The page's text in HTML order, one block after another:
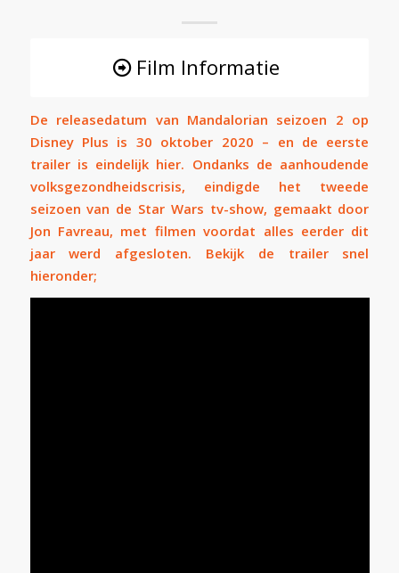
Film Informatie
De releasedatum van Mandalorian seizoen 2 op
Disney Plus is 30 oktober 2020 – en de eerste
trailer is eindelijk hier. Ondanks de aanhoudende
volksgezondheidscrisis, eindigde het tweede
seizoen van de Star Wars tv-show, gemaakt door
Jon Favreau, met filmen voordat alles eerder dit
jaar werd afgesloten. Bekijk de trailer snel
hieronder;